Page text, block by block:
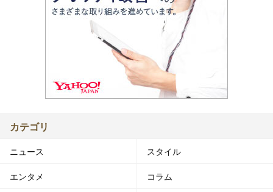
カテゴリ
ニュース スタイル
エンタメ コラム